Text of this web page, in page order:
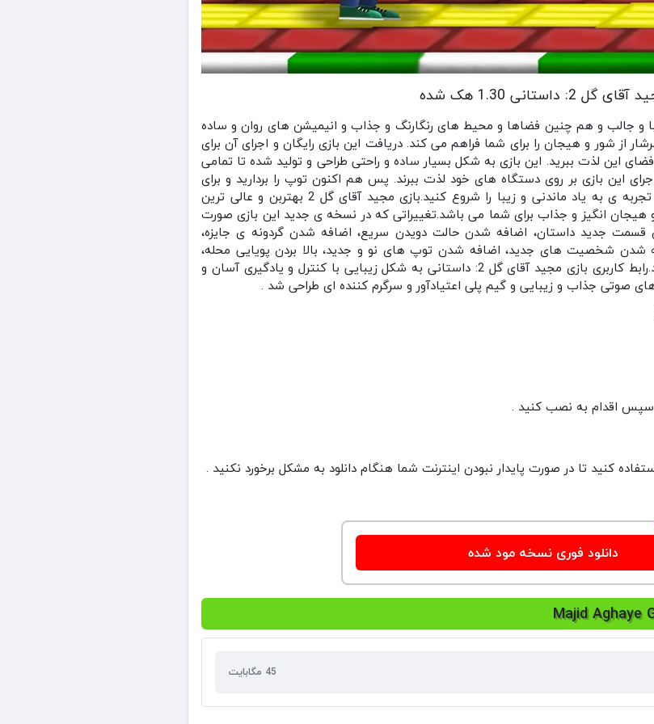
گل 2: داستانی 1.30 هک شده
و جالب و هم چنین فضاها و محیط های رنگارنگ و جذاب و انیمیشن های روان و ساده
از شور و هیجان را برای شما فراهم می کند. دریافت این بازی رایگان و اجرای آن برای
این لذت ببرید. این بازی به شکل بسیار ساده و راحتی طراحی و تولید شده تا تمامی
این بازی بر روی دستگاه های خود لذت ببرند. پس هم اکنون توپ را بردارید و برای
رسیدن به قهرمانی خود را آماده کنید تا یک تجربه ی به یاد ماندنی و زیبا را شروع کنید.بازی مجید آقای گل 2 بهتربن و عالی ترین
انگیز و جذاب برای شما می باشد.تغییراتی که در نسخه ی جدید این بازی صورت
جدید داستان، اضافه شدن حالت دویدن سریع، اضافه شدن گردونه ی جایزه،
شدن شخصیت های جدید، اضافه شدن توپ های نو و جدید، بالا بردن پویایی محله،
اضافه شدن فروشگاه به فضای بازی می باشد.رابط کاربری بازی مجید آقای گل 2: داستانی به شکل زیبایی با کنترل و یادگیری آسان و
دانلود فوری نسخه مود شده
45 مگابایت